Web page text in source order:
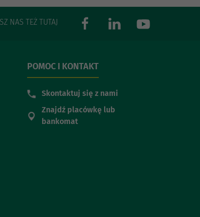
NAS TEŻ TUTAJ
POMOC I KONTAKT
Skontaktuj się z nami
Znajdź placówkę lub
bankomat